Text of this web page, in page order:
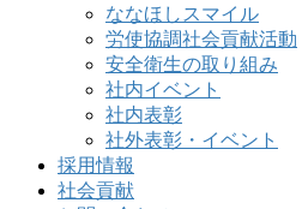
ななほしスマイル
労使協調社会貢献活動
安全衛生の取り組み
社内イベント
社内表彰
社外表彰・イベント
採用情報
社会貢献